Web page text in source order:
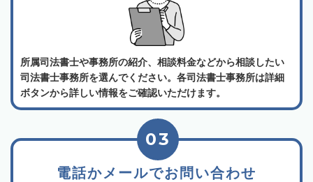
所属司法書士や事務所の紹介、相談料金などから相談したい
司法書士事務所を選んでください。各司法書士事務所は詳細
ボタンから詳しい情報をご確認いただけます。
電話かメールでお問い合わせ
03